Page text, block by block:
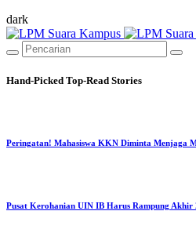
dark
Hand-Picked Top-Read Stories
Peringatan! Mahasiswa KKN Diminta Menjaga
Pusat Kerohanian UIN IB Harus Rampung Akhir